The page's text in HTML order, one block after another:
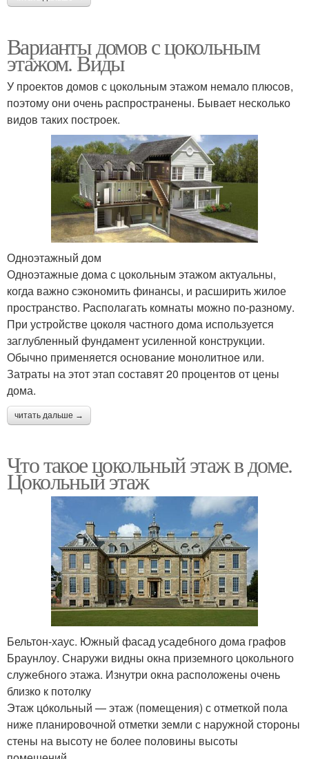
Варианты домов с цокольным
этажом. Виды
У проектов домов с цокольным этажом немало плюсов,
поэтому они очень распространены. Бывает несколько
видов таких построек.
Одноэтажный дом
Одноэтажные дома с цокольным этажом актуальны,
когда важно сэкономить финансы, и расширить жилое
пространство. Располагать комнаты можно по-разному.
При устройстве цоколя частного дома используется
заглубленный фундамент усиленной конструкции.
Обычно применяется основание монолитное или.
Затраты на этот этап составят 20 процентов от цены
дома.
читать дальше →
Что такое цокольный этаж в доме.
Цокольный этаж
Бельтон-хаус. Южный фасад усадебного дома графов
Браунлоу. Снаружи видны окна приземного цокольного
служебного этажа. Изнутри окна расположены очень
близко к потолку
Этаж цо́кольный — этаж (помещения) с отметкой пола
ниже планировочной отметки земли с наружной стороны
стены на высоту не более половины высоты